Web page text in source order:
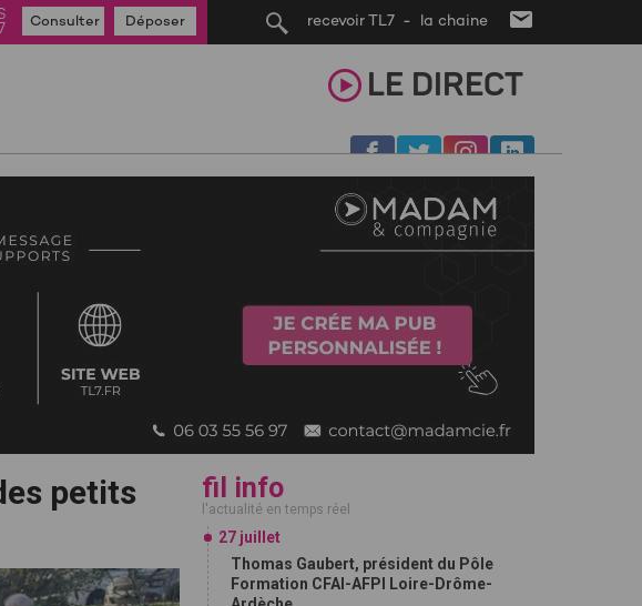
recevoir TL7 - la chaine
Consulter Déposer
LE DIRECT
petits
fil info
l'actualité en temps réel
27 juillet
Thomas Gaubert, président du Pôle
Formation CFAI-AFPI Loire-Drôme-